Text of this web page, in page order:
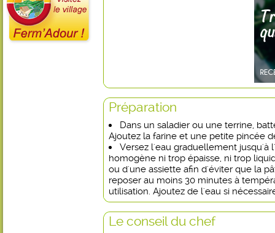
Préparation
Dans un saladier ou une terrine,
Ajoutez la farine et une petite pincée
Versez l'eau graduellement jusqu'à
homogène ni trop épaisse, ni trop
ou d'une assiette afin d'éviter que la
reposer au moins 30 minutes à
utilisation. Ajoutez de l'eau si
Le conseil du chef